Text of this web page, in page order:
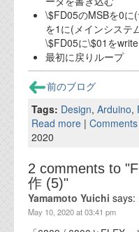
お問い合わせフォー
\$FD05のMSBを0に
を1に(メインシステ
\$FD05に\$01をwrite
最初に戻りループ
前のブログ
Tags: Design, Arduino,
Read more |
2020
2 comments to
作 (5)"
Yamamoto Yuichi says:
May 10, 2020 at 03:41 pm